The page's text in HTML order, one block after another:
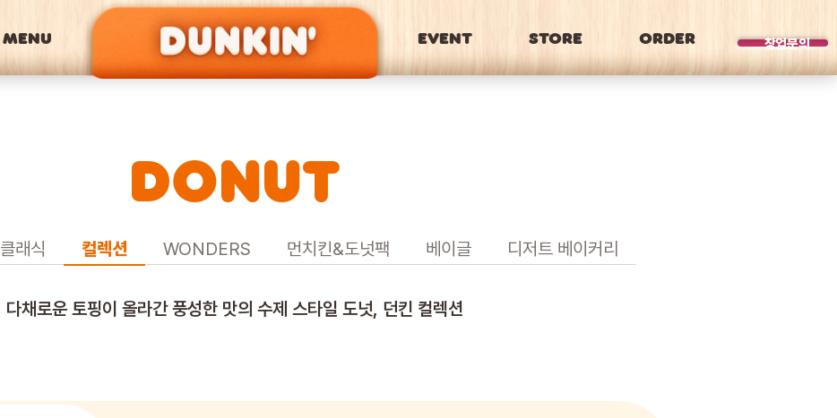
MENU EVENT STORE ORDER 창업문의
BRAND
DONUT
클래식 컬렉션 WONDERS 먼치킨&도넛팩 베이글 디저트 베이커리
다채로운 토핑이 올라간 풍성한 맛의 수제 스타일 도넛, 던킨 컬렉션